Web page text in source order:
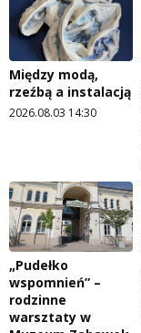
Między modą,
rzeźbą a instalacją
2026.08.03 14:30
„Pudełko
wspomnień” –
rodzinne
warsztaty w